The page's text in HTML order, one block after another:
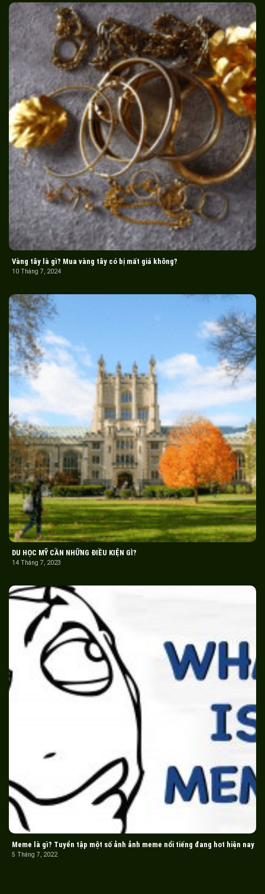
Vàng tây là gì? Mua vàng tây có bị mất giá không?
10 Tháng 7, 2024
DU HỌC MỸ CẦN NHỮNG ĐIỀU KIỆN GÌ?
14 Tháng 7, 2023
Meme là gì? Tuyển tập một số ảnh ảnh meme nổi tiếng đang hot hiện nay
5 Tháng 7, 2022